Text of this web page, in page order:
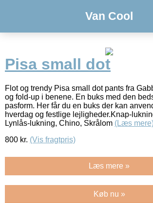
Van Cool
Pisa small dot
Flot og trendy Pisa small dot pants fra
og fold-up i benene. En buks med den
pasform. Her får du en buks der kan
hverdag og festlige lejligheder.Knap-
Lynlås-lukning, Chino, Skrålom (Læs
800 kr. (Vis fragtpris)
Læs mere »
Køb nu »